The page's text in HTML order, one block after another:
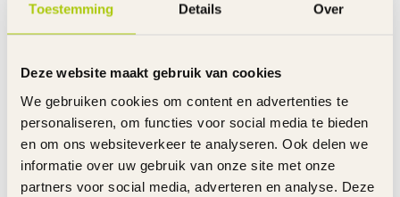
Toestemming Details Over
Deze website maakt gebruik van cookies
We gebruiken cookies om content en advertenties te
personaliseren, om functies voor social media te bieden
en om ons websiteverkeer te analyseren. Ook delen we
informatie over uw gebruik van onze site met onze
partners voor social media, adverteren en analyse. Deze
RAZOR RIJDEND SPEELGOED
Razor Slijtvaste Set
Op voorraad
RAZOR RIJDEND SPEELGOED
Razor Compleet Achterwiel
W20036515048
Op voorraad
€29,95
€19,95